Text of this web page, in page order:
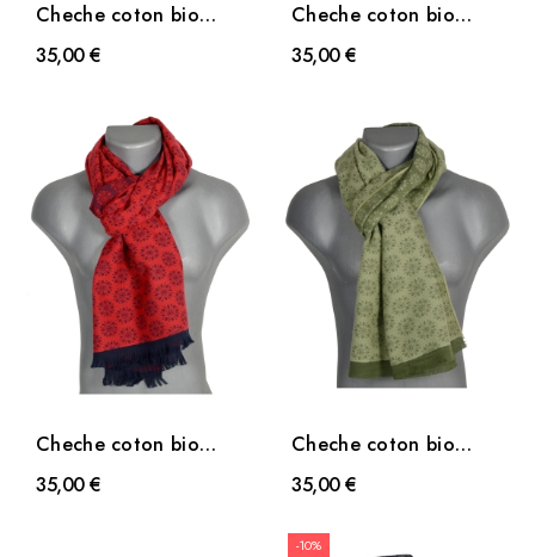
Cheche coton bio
Digital ocre
35,00 €
Cheche coton bio
Desert gris
35,00 €
Cheche coton bio
Desert rouge
35,00 €
Cheche coton bio
Desert vert
35,00 €
-10%